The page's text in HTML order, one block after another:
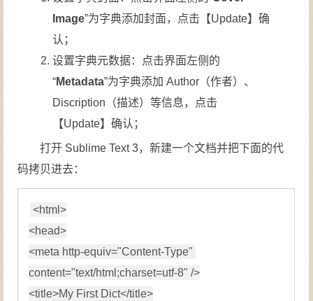
Image”为字典添加封面，点击【Update】确
认；
设置字典元数据：点击界面左侧的
“Metadata”为字典添加 Author（作者）、
Discription（描述）等信息，点击
【Update】确认；
打开 Sublime Text 3，新建一个文档并把下面的代
码拷贝进去：
<html>
<head>
<meta http-equiv="Content-Type"
content="text/html;charset=utf-8" />
<title>My First Dict</title>